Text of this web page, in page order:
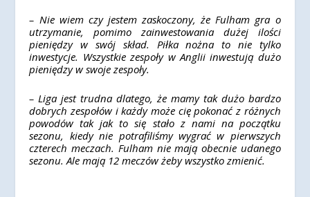
– Nie wiem czy jestem zaskoczony, że Fulham gra o
utrzymanie, pomimo zainwestowania dużej ilości
pieniędzy w swój skład. Piłka nożna to nie tylko
inwestycje. Wszystkie zespoły w Anglii inwestują dużo
pieniędzy w swoje zespoły.
– Liga jest trudna dlatego, że mamy tak dużo bardzo
dobrych zespołów i każdy może cię pokonać z różnych
powodów tak jak to się stało z nami na początku
sezonu, kiedy nie potrafiliśmy wygrać w pierwszych
czterech meczach. Fulham nie mają obecnie udanego
sezonu. Ale mają 12 meczów żeby wszystko zmienić.